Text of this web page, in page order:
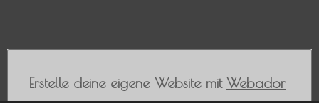
Erstelle deine eigene Website mit Webador